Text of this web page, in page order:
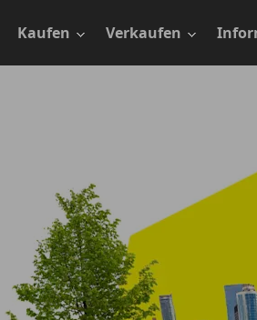
Kaufen Verkaufen